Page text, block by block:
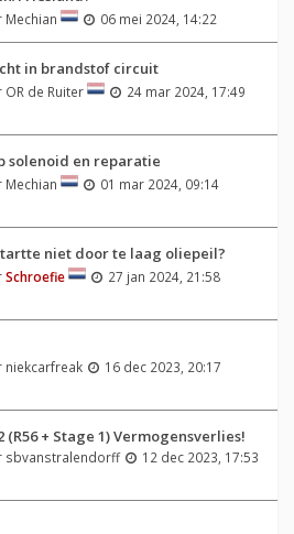
Mechian 06 mei 2024, 14:22
in brandstof circuit
OR de Ruiter
24 mar 2024, 17:49
solenoid en reparatie
Mechian
01 mar 2024, 09:14
niet door te laag oliepeil?
Schroefie
27 jan 2024, 21:58
niekcarfreak
16 dec 2023, 20:17
(R56 + Stage 1) Vermogensverlies!
sbvanstralendorff
12 dec 2023, 17:53